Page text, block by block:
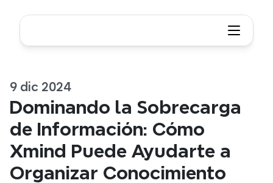
9 dic 2024
Dominando la Sobrecarga
de Información: Cómo
Xmind Puede Ayudarte a
Organizar Conocimiento